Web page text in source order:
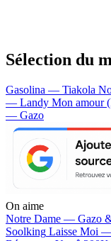
Sélection du
Gasolina — Tiakola
— Landy Mon amour
— Gazo
On aime
Notre Dame — Gazo
Soolking Laisse Moi